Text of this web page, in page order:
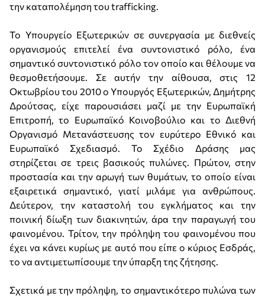
την καταπολέμηση του trafficking.
Το Υπουργείο Εξωτερικών σε συνεργασία με διεθνείς
οργανισμούς επιτελεί ένα συντονιστικό ρόλο, ένα
σημαντικό συντονιστικό ρόλο τον οποίο και θέλουμε να
θεσμοθετήσουμε. Σε αυτήν την αίθουσα, στις 12
Οκτωβρίου του 2010 ο Υπουργός Εξωτερικών, Δημήτρης
Δρούτσας, είχε παρουσιάσει μαζί με την Ευρωπαϊκή
Επιτροπή, το Ευρωπαϊκό Κοινοβούλιο και το Διεθνή
Οργανισμό Μετανάστευσης τον ευρύτερο Εθνικό και
Ευρωπαϊκό Σχεδιασμό. Το Σχέδιο Δράσης μας
στηρίζεται σε τρεις βασικούς πυλώνες. Πρώτον, στην
προστασία και την αρωγή των θυμάτων, το οποίο είναι
εξαιρετικά σημαντικό, γιατί μιλάμε για ανθρώπους.
Δεύτερον, την καταστολή του εγκλήματος και την
ποινική δίωξη των διακινητών, άρα την παραγωγή του
φαινομένου. Τρίτον, την πρόληψη του φαινομένου που
έχει να κάνει κυρίως με αυτό που είπε ο κύριος Εσδράς,
το να αντιμετωπίσουμε την ύπαρξη της ζήτησης.
Σχετικά με την πρόληψη, το σημαντικότερο πυλώνα των